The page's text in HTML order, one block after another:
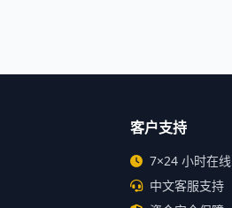
客户支持
7×24 小时在线
中文客服支持